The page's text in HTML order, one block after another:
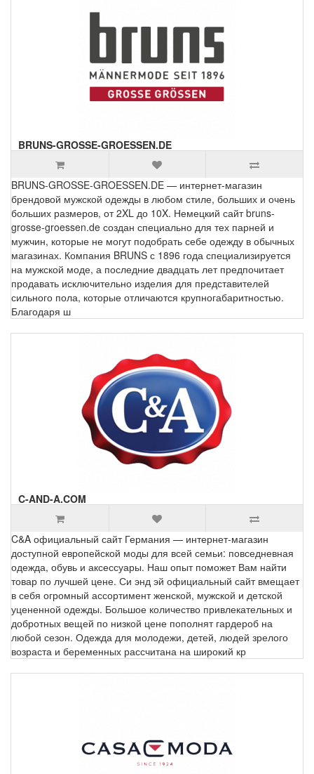
BRUNS-GROSSE-GROESSEN.DE
BRUNS-GROSSE-GROESSEN.DE — интернет-магазин
брендовой мужской одежды в любом стиле, больших и очень
больших размеров, от 2XL до 10X. Немецкий сайт bruns-
grosse-groessen.de создан специально для тех парней и
мужчин, которые не могут подобрать себе одежду в обычных
магазинах. Компания BRUNS с 1896 года специализируется
на мужской моде, а последние двадцать лет предпочитает
продавать исключительно изделия для представителей
сильного пола, которые отличаются крупногабаритностью.
Благодаря ш
C-AND-A.COM
C&A официальный сайт Германия — интернет-магазин
доступной европейской моды для всей семьи: повседневная
одежда, обувь и аксессуары. Наш опыт поможет Вам найти
товар по лучшей цене. Си энд эй официальный сайт вмещает
в себя огромный ассортимент женской, мужской и детской
уцененной одежды. Большое количество привлекательных и
добротных вещей по низкой цене пополнят гардероб на
любой сезон. Одежда для молодежи, детей, людей зрелого
возраста и беременных рассчитана на широкий кр